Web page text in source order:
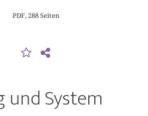
PDF, 288 Seiten
und System